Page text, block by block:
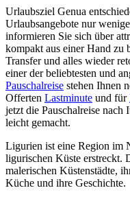
Urlaubsziel Genua
Urlaubsangebote nur
informieren Sie sich über
kompakt aus einer Hand zu
Transfer und alles wieder
einer der beliebtesten und
Pauschalreise stehen Ihnen
Offerten Lastminute und für
jetzt die Pauschalreise nach
leicht gemacht.
Ligurien ist eine Region im
ligurischen Küste erstreckt.
malerischen Küstenstädte,
Küche und ihre Geschichte.